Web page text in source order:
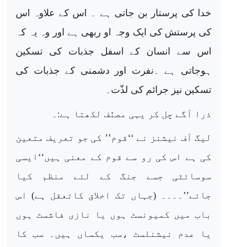
خدا کی پرستار بن جاتی ہے ۔ اس کے علاوہ اس
کی پرستش کی ایک وجہ او ربھی ہے اور وہ یہ کہ
اس سے انسان کے اسفل جذبات کی تسکین
ہوجاتی ہے ۔نفرت اور دشمنی کے جذبات کی
تسکین نیز جرائم کی لذّت۔
ذرا آگے چل کر یہی مصنّف لکھتا ہے:۔
لیگ آف نیشنز نے ‘‘قوم’’ کی جو تعریف متعین
کی ہے اس کی رو سے قوم کے معنی ہیں‘‘ایسی
سوسائٹی جسے جنگ کے لئے منظم کیا
جائے’’۔۔۔۔ (جہاں تک اخلاق کاتعقل ہے) اس
باب میں کمیونسٹ ہوں یا نازی فاشسٹ ہوں
یا عدم نیشنلسٹ ،سب یکساں ہیں۔ سب کا